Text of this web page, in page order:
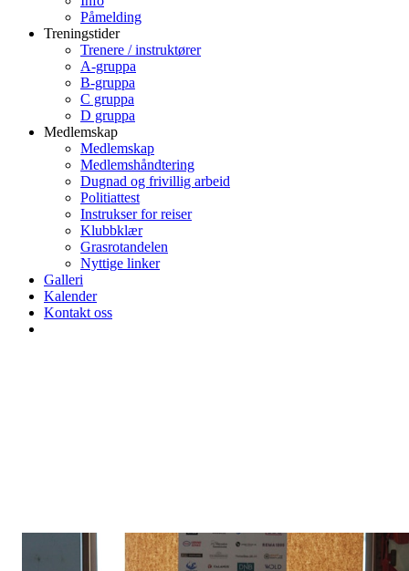
Påmelding
Treningstider
Trenere / instruktører
A-gruppa
B-gruppa
C gruppa
D gruppa
Medlemskap
Medlemskap
Medlemshåndtering
Dugnad og frivillig arbeid
Politiattest
Instrukser for reiser
Klubbklær
Grasrotandelen
Nyttige linker
Galleri
Kalender
Kontakt oss